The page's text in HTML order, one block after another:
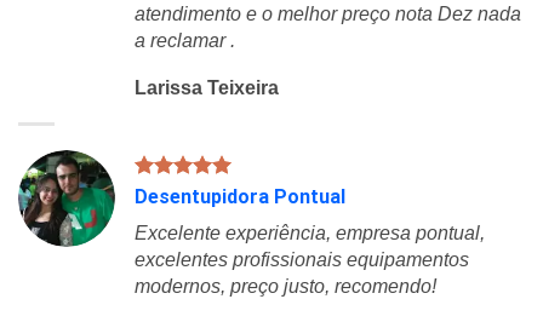
atendimento e o melhor preço nota Dez nada
a reclamar .
Larissa Teixeira
Desentupidora Pontual
Excelente experiência, empresa pontual,
excelentes profissionais equipamentos
modernos, preço justo, recomendo!